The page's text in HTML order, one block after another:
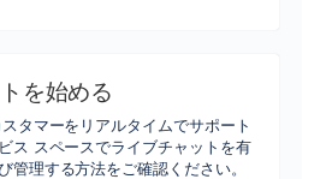
を始める
タマーをリアルタイムでサポート
ス スペースでライブチャットを有
管理する方法をご確認ください。